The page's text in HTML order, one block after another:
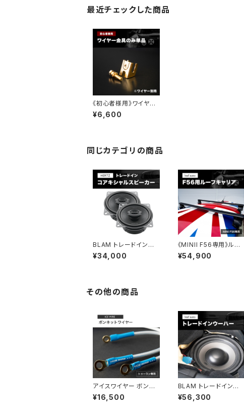
最近チェックした商品
《初心者様用》ワイヤー
金具（単品）
¥6,600
同じカテゴリの商品
BLAM トレードインコ
アキシャルスピーカー
¥34,000
《MINII F56専用》ルー
フキャリア
¥54,900
その他の商品
アイスワイヤー ボンネ
ットワイヤー(トゥーラン
用)
¥16,500
BLAM トレードインウ
ーハー
¥56,300